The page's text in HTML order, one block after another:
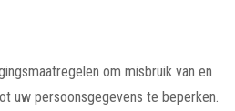
om misbruik van en
uw persoonsgegevens te beperken.